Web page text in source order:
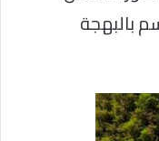
بالبهجة